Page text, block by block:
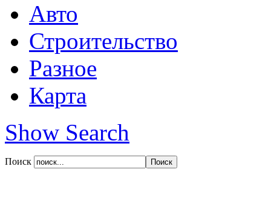
Авто
Строительство
Разное
Карта
Show Search
Поиск